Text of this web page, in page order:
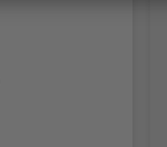
(schriftlich)
I
II